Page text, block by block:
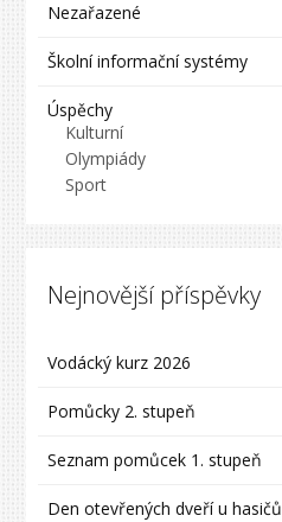
Nezařazené
Školní informační systémy
Úspěchy
Kulturní
Olympiády
Sport
Nejnovější příspěvky
Vodácký kurz 2026
Pomůcky 2. stupeň
Seznam pomůcek 1. stupeň
Den otevřených dveří u hasičů